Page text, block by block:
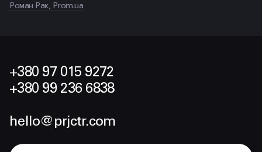
Роман Рак, Prom.ua
+380 97 015 9272
+380 99 236 6838
hello@prjctr.com